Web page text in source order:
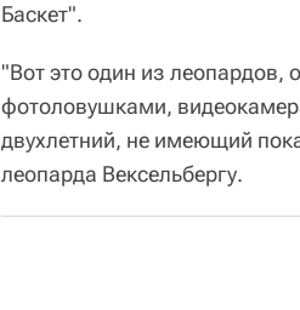
Баскет".
"Вот это один из
фотоловушками,
двухлетний, не имеющий
леопарда Вексельбергу.